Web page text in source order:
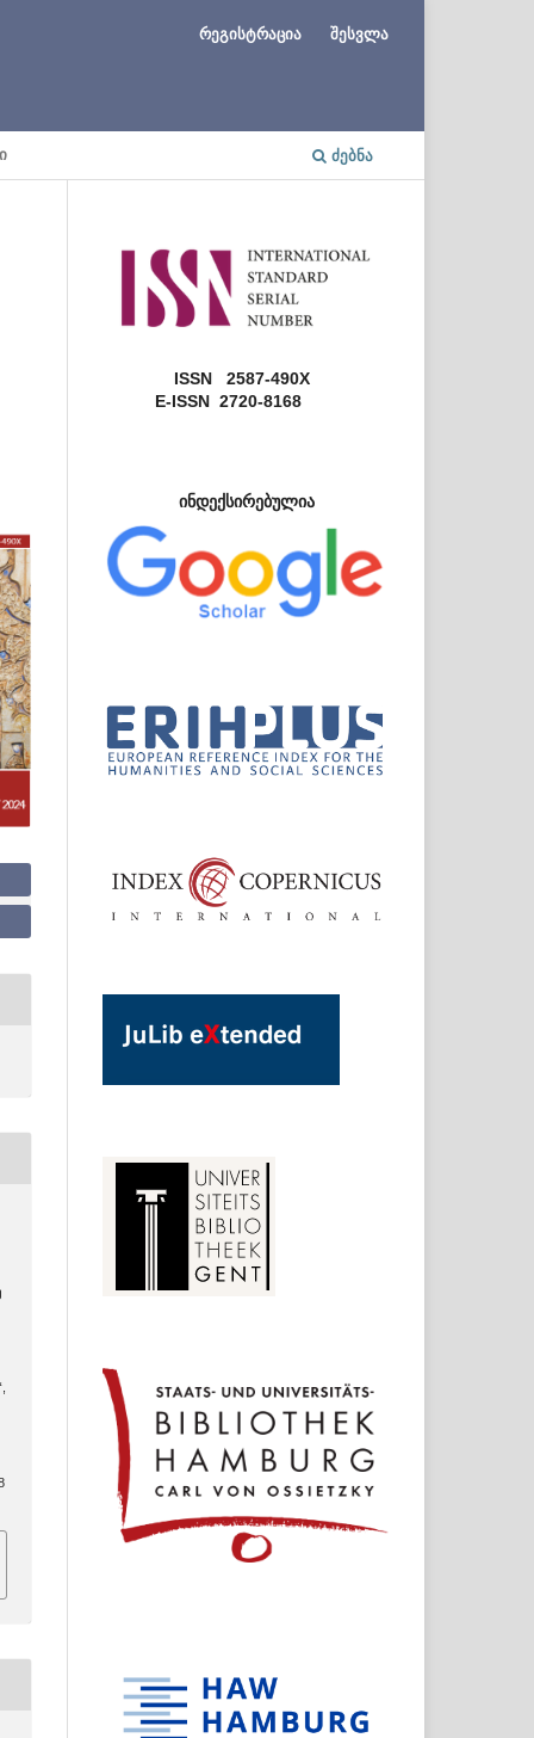
ᲫᲔᲑᲜᲐ
რეგისტრაცია შესვლა
ISSN 2587-490X
E-ISSN 2720-8168
ინდექსირებულია